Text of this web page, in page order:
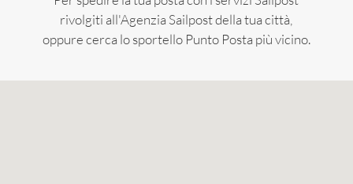
rivolgiti all'Agenzia Sailpost della tua città,
oppure cerca lo sportello Punto Posta più vicino.